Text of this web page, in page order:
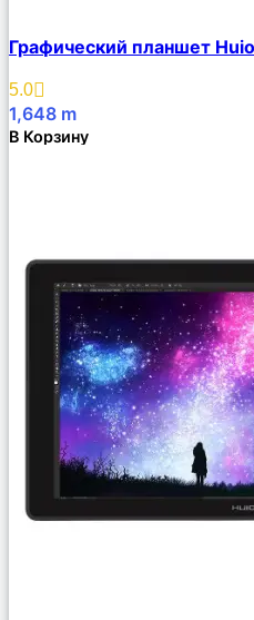
Описание
Избранное
Графический планшет
5.0
1,648 m
В Корзину